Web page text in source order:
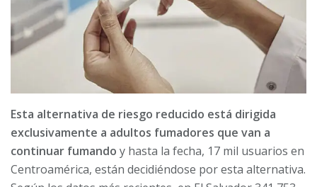
Esta alternativa de riesgo reducido está dirigida
exclusivamente a adultos fumadores que van a
continuar fumando y hasta la fecha, 17 mil usuarios en
Centroamérica, están decidiéndose por esta alternativa.